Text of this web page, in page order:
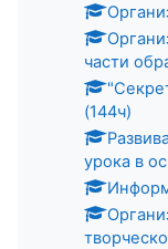
части
(144ч)
урока в